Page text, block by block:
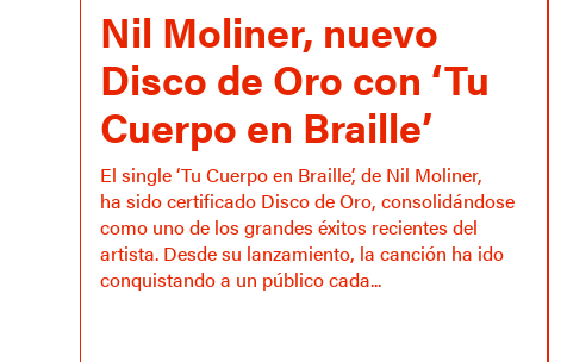
Nil Moliner, nuevo
Disco de Oro con ‘Tu
Cuerpo en Braille’
El single ‘Tu Cuerpo en Braille’, de Nil Moliner,
ha sido certificado Disco de Oro, consolidándose
como uno de los grandes éxitos recientes del
artista. Desde su lanzamiento, la canción ha ido
conquistando a un público cada...